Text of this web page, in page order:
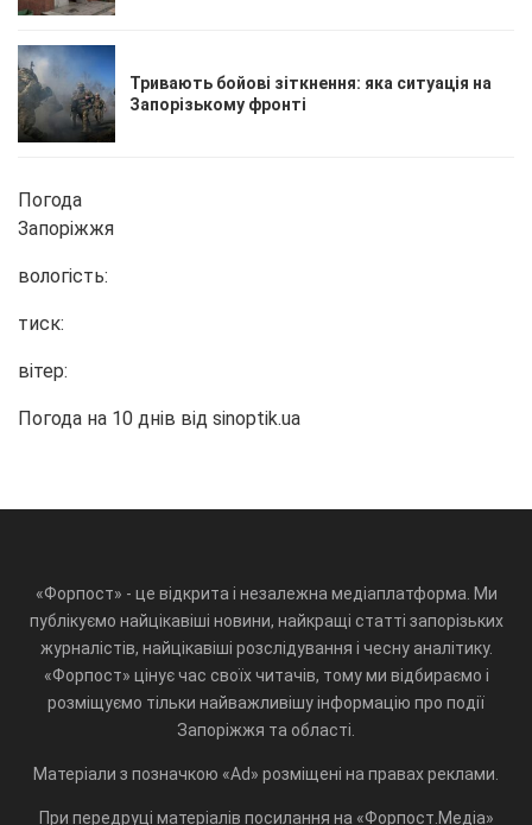
Тривають бойові зіткнення: яка ситуація на
Запорізькому фронті
Погода
Запоріжжя
вологість:
тиск:
вітер:
Погода на 10 днів від sinoptik.ua
«Форпост» - це відкрита і незалежна медіаплатформа. Ми
публікуємо найцікавіші новини, найкращі статті запорізьких
журналістів, найцікавіші розслідування і чесну аналітику.
«Форпост» цінує час своїх читачів, тому ми відбираємо і
розміщуємо тільки найважливішу інформацію про події
Запоріжжя та області.
Матеріали з позначкою «Ad» розміщені на правах реклами.
При передруці матеріалів посилання на «Форпост.Медіа»